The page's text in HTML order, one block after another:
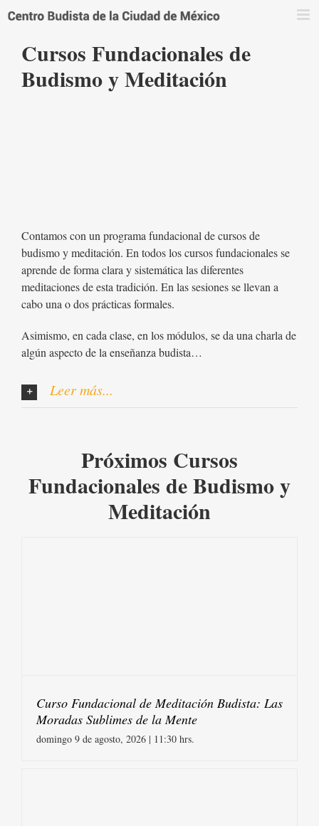
Cursos Fundacionales de
Budismo y Meditación
Contamos con un programa fundacional de cursos de
budismo y meditación. En todos los cursos fundacionales se
aprende de forma clara y sistemática las diferentes
meditaciones de esta tradición. En las sesiones se llevan a
cabo una o dos prácticas formales.
Asimismo, en cada clase, en los módulos, se da una charla de
algún aspecto de la enseñanza budista…
Leer más...
Próximos Cursos
Fundacionales de Budismo y
Meditación
Curso Fundacional de Meditación Budista: Las
Moradas Sublimes de la Mente
domingo 9 de agosto, 2026 | 11:30 hrs.